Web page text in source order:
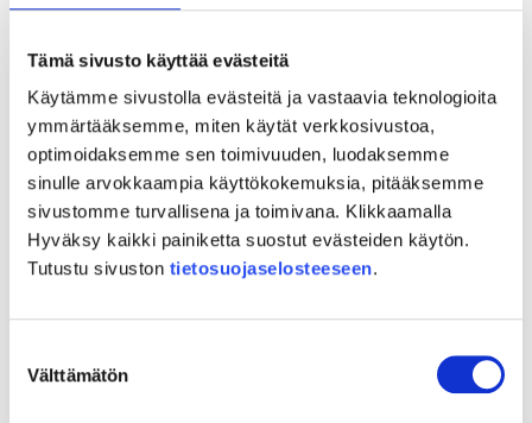
Tämä sivusto käyttää evästeitä
Käytämme sivustolla evästeitä ja vastaavia teknologioita
ymmärtääksemme, miten käytät verkkosivustoa,
optimoidaksemme sen toimivuuden, luodaksemme
sinulle arvokkaampia käyttökokemuksia, pitääksemme
sivustomme turvallisena ja toimivana. Klikkaamalla
Hyväksy kaikki painiketta suostut evästeiden käytön.
Tutustu sivuston tietosuojaselosteeseen.
valinta
Välttämätön
tulevalla EU-rahoituskaudella 2028-2034.
Suomi on edelleen EU:n maaseutumaisin maa. Yli
70% suomalaisista asuu kaupunkikeskustojen
ulkopuolella. Leader-rahoituksen piirissä olevilla
maaseutualueilla asuu yli 2,5 miljoonaa suomalaista.
Olemme julkaisseet videonLeader – for right to stay!
tukemaan vaikuttamistyötä paikalliskehittämisen
Parlamenttiedustajia tällä viestillä, ja videolla.